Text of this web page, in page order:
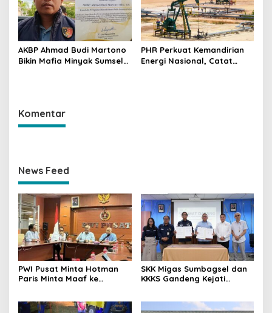
AKBP Ahmad Budi Martono
Bikin Mafia Minyak Sumsel
PHR Perkuat Kemandirian
Energi Nasional, Catat
Komentar
News Feed
PWI Pusat Minta Hotman
Paris Minta Maaf ke
Dihormati
SKK Migas Sumbagsel dan
KKKS Gandeng Kejati
Operasi Hulu Migas